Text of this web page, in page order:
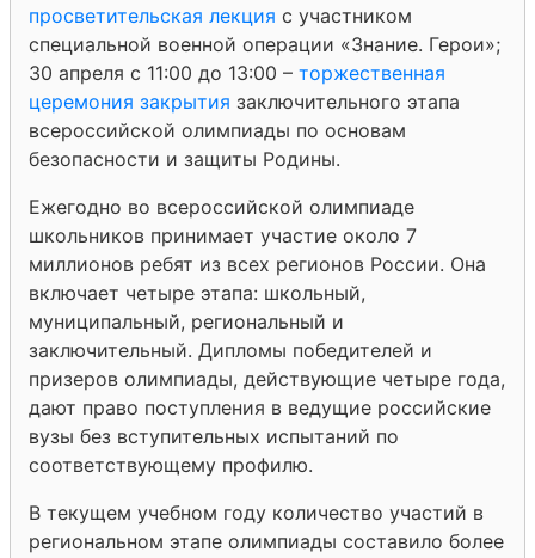
просветительская лекция с участником
специальной военной операции «Знание. Герои»;
30 апреля с 11:00 до 13:00 – торжественная
церемония закрытия заключительного этапа
всероссийской олимпиады по основам
безопасности и защиты Родины.
Ежегодно во всероссийской олимпиаде
школьников принимает участие около 7
миллионов ребят из всех регионов России. Она
включает четыре этапа: школьный,
муниципальный, региональный и
заключительный. Дипломы победителей и
призеров олимпиады, действующие четыре года,
дают право поступления в ведущие российские
вузы без вступительных испытаний по
соответствующему профилю.
В текущем учебном году количество участий в
региональном этапе олимпиады составило более